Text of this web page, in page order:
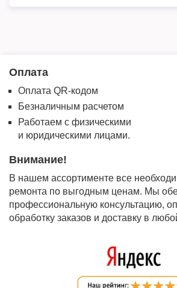
Оплата
Оплата QR-кодом
Безналичным расчетом
Работаем с физическими
и юридическими лицами.
Внимание!
В нашем ассортименте все
ремонта по выгодным ценам. Мы
профессиональную консультацию,
обработку заказов и доставку в